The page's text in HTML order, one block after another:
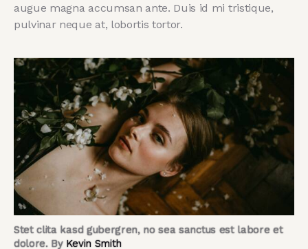
augue magna accumsan ante. Duis id mi tristique,
pulvinar neque at, lobortis tortor.
Stet clita kasd gubergren, no sea sanctus est labore et
dolore. By Kevin Smith